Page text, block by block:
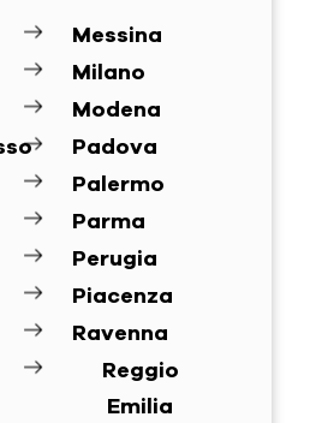
Messina
Milano
Modena
Padova
Palermo
Parma
Perugia
Piacenza
Ravenna
Reggio
Emilia